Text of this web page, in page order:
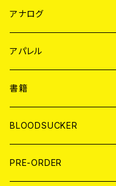
JAPAN
WORLD
アナログ
JAPAN
７EP
LP
WORLD
7EP
LP
アパレル
JAPAN
T-shirt
HOOD
WORLD
T-shirt
書籍
MAGAZINE
BOLLOCKS
写真集 (PHOTOBOOK)
BLOODSUCKER
CD
PRE-ORDER